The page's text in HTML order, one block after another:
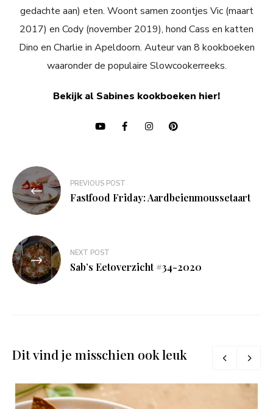
gedachte aan) eten. Woont samen zoontjes Vic (maart
2017) en Cody (november 2019), hond Cass en katten
Dino en Charlie in Apeldoorn. Auteur van 8 kookboeken
waaronder de populaire Slowcookerreeks.
Bekijk al Sabines kookboeken hier!
Bericht
navigatie
PREVIOUS POST
Fastfood Friday: Aardbeienmoussetaart
NEXT POST
Sab’s Eetoverzicht #34-2020
Dit vind je misschien ook leuk